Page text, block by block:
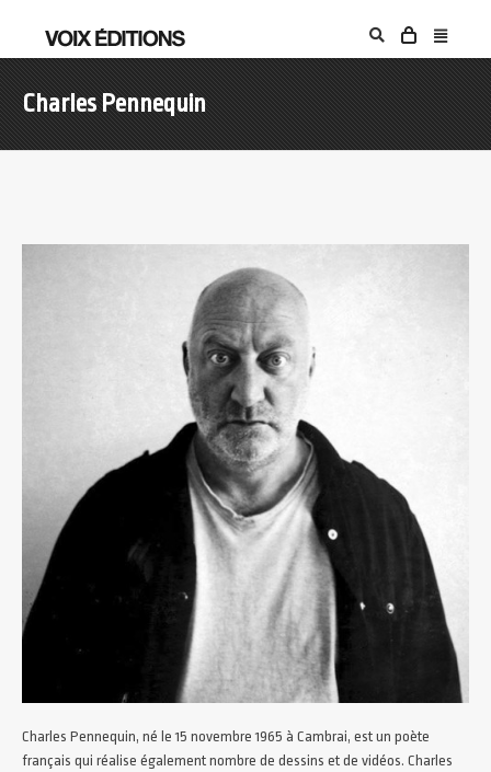
Charles Pennequin
Charles Pennequin, né le 15 novembre 1965 à Cambrai, est un poète
français qui réalise également nombre de dessins et de vidéos. Charles